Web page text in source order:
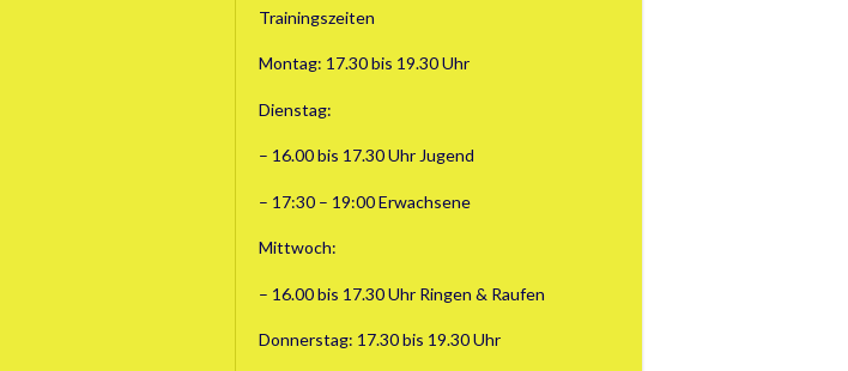
Trainingszeiten
Montag: 17.30 bis 19.30 Uhr
Dienstag:
– 16.00 bis 17.30 Uhr Jugend
– 17:30 – 19:00 Erwachsene
Mittwoch:
– 16.00 bis 17.30 Uhr Ringen & Raufen
Donnerstag: 17.30 bis 19.30 Uhr